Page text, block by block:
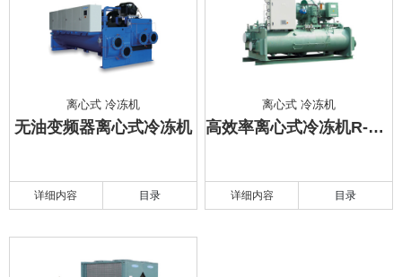
离心式 冷冻机
无油变频器离心式冷冻机
详细内容 目录
离心式 冷冻机
高效率离心式冷冻机R-134a
详细内容 目录